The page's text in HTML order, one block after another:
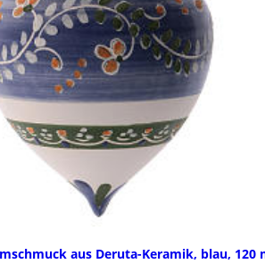
aus Deruta-Keramik, blau, 120